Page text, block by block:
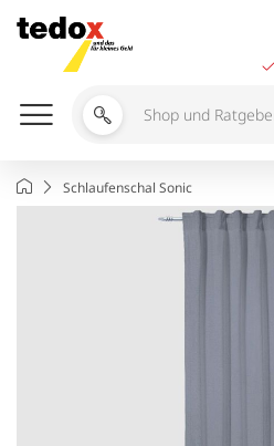
Inhalt
springen
Shop
Ratgeber
durchsuchen
StartseiteSchlaufenschal Sonic